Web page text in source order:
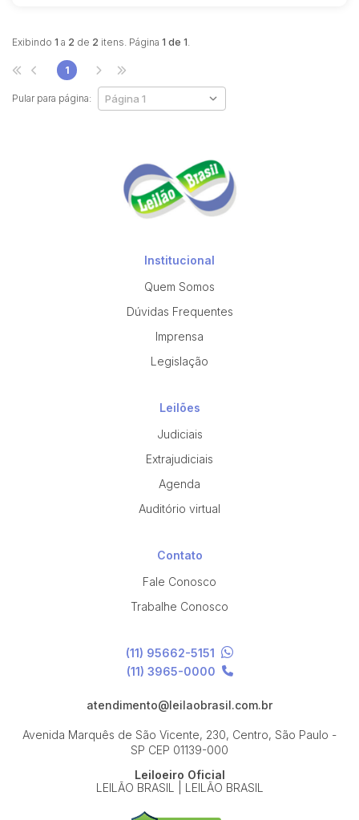
Exibindo 1 a 2 de 2 itens. Página 1 de 1.
Pular para página:
1
Institucional
Quem Somos
Dúvidas Frequentes
Imprensa
Legislação
Leilões
Judiciais
Extrajudiciais
Agenda
Auditório virtual
Contato
Fale Conosco
Trabalhe Conosco
(11) 95662-5151
(11) 3965-0000
atendimento@leilaobrasil.com.br
Avenida Marquês de São Vicente, 230, Centro, São Paulo -
SP CEP 01139-000
Leiloeiro Oficial
LEILÃO BRASIL | LEILÃO BRASIL